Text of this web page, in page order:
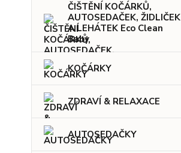
ČIŠTĚNÍ KOČÁRKŮ,
AUTOSEDAČEK, ŽIDLIČEK
A LEHÁTEK Eco Clean
Baby
KOČÁRKY
ZDRAVÍ & RELAXACE
AUTOSEDAČKY